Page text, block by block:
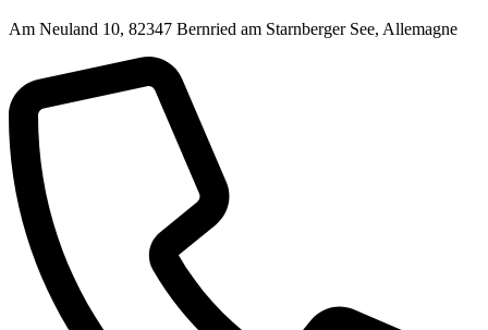
Am Neuland 10, 82347 Bernried am Starnberger See, Allemagne